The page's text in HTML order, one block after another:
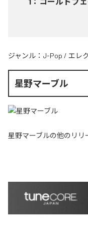
ジャンル： J-Pop / エレ
星野マーブル
星野マーブルの他のリリ